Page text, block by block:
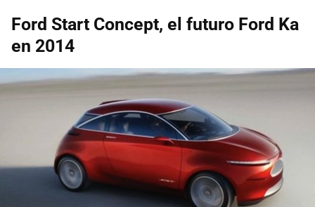
Ford Start Concept, el futuro Ford Ka
en 2014